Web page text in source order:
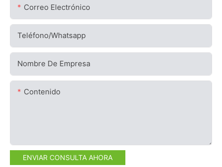
Correo Electrónico
Teléfono/whatsapp
Nombre De Empresa
Contenido
ENVIAR CONSULTA AHORA